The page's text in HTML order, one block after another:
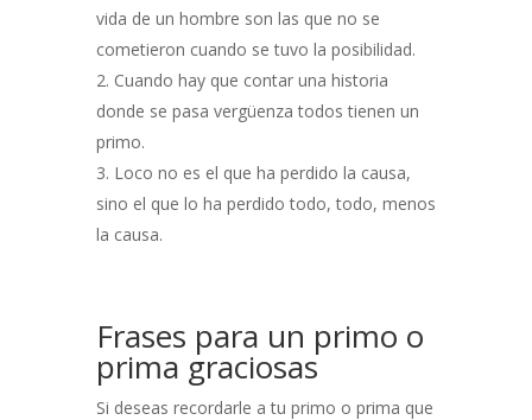
vida de un hombre son las que no se
cometieron cuando se tuvo la posibilidad.
Cuando hay que contar una historia
donde se pasa vergüenza todos tienen un
primo.
Loco no es el que ha perdido la causa,
sino el que lo ha perdido todo, todo, menos
la causa.
Frases para un primo o
prima graciosas
Si deseas recordarle a tu primo o prima que